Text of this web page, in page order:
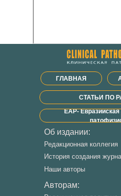
ГЛАВНАЯ
СТАТЬИ ПО
ЕАР- Евразийская
Редакционная коллегия
История создания
Наши авторы
Об издании:
Авторам: